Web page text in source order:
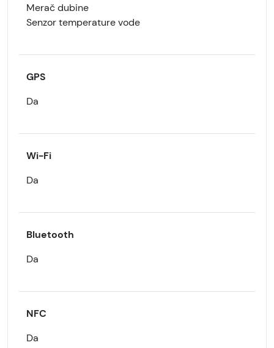
Merač dubine
Senzor temperature vode
GPS
Da
Wi-Fi
Da
Bluetooth
Da
NFC
Da